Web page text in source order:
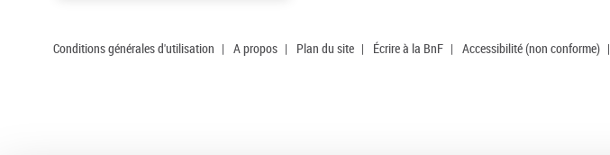
Conditions générales d'utilisation | A propos | Plan du site | Écrire à la BnF | Accessibilité (non conforme) |